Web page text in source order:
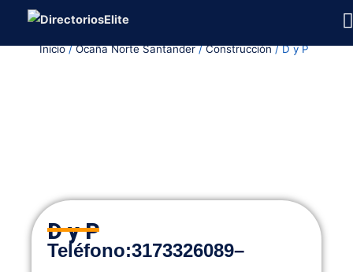
contenidoInicio/Ocaña Norte Santander/Construcción/ D y P
D y P
Teléfono:3173326089–